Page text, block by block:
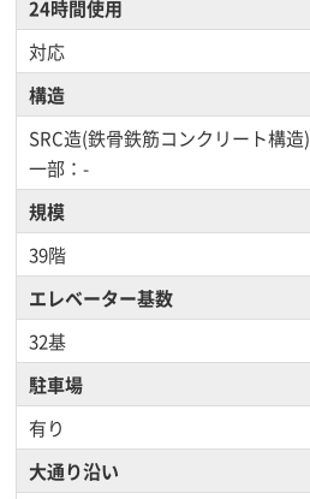
24時間使用
対応
構造
SRC造(鉄骨鉄筋コンクリート構造)
一部：-
規模
39階
エレベーター基数
32基
駐車場
有り
大通り沿い